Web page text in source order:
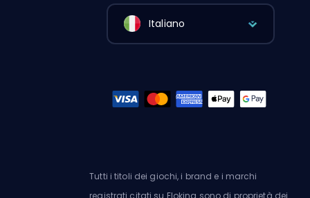
Italiano
Tutti i titoli dei giochi, i brand e i marchi
registrati citati su Eloking sono di proprietà dei